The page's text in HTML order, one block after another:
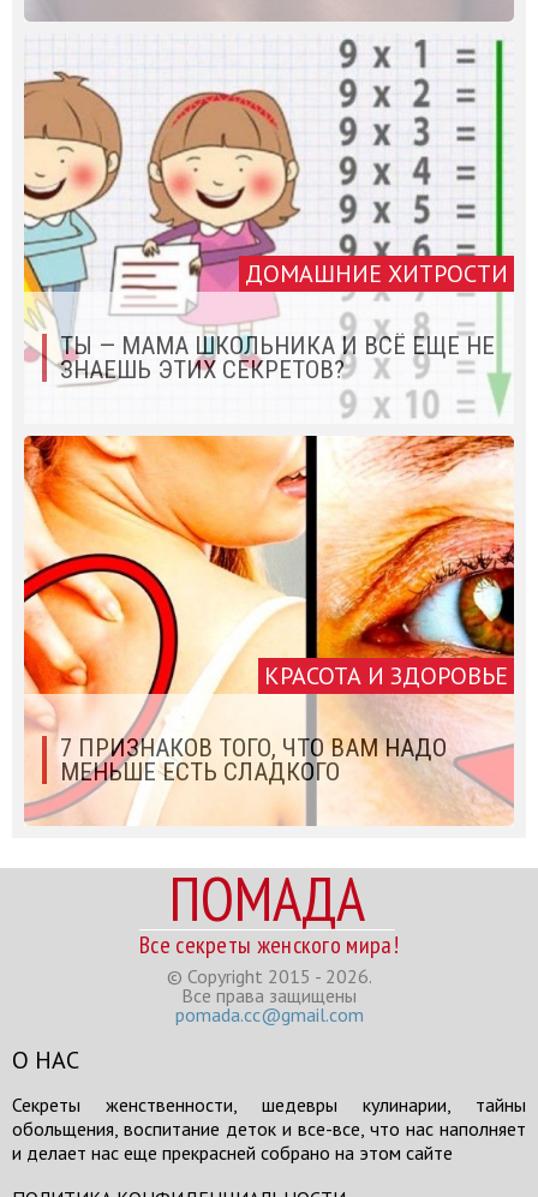
ДОМАШНИЕ ХИТРОСТИ
ТЫ — МАМА ШКОЛЬНИКА И ВСЁ ЕЩЕ НЕ
ЗНАЕШЬ ЭТИХ СЕКРЕТОВ?
КРАСОТА И ЗДОРОВЬЕ
7 ПРИЗНАКОВ ТОГО, ЧТО ВАМ НАДО
МЕНЬШЕ ЕСТЬ СЛАДКОГО
ПОМАДА
Все секреты женского мира!
© Copyright 2015 - 2026.
Все права защищены
pomada.cc@gmail.com
О НАС
Секреты женственности, шедевры кулинарии, тайны
обольщения, воспитание деток и все-все, что нас наполняет
и делает нас еще прекрасней собрано на этом сайте